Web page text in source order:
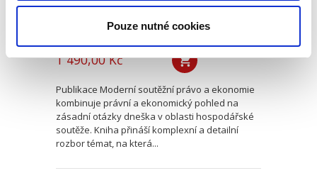
Pouze nutné cookies
a kol.
1 490,00 Kč
Publikace Moderní soutěžní právo a ekonomie
kombinuje právní a ekonomický pohled na
zásadní otázky dneška v oblasti hospodářské
soutěže. Kniha přináší komplexní a detailní
rozbor témat, na která...